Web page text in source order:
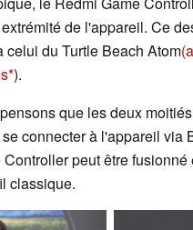
de l'appareil. Ce
du Turtle Beach Atom
).
que les deux
connecter à l'appareil via
peut être fusionné
classique.